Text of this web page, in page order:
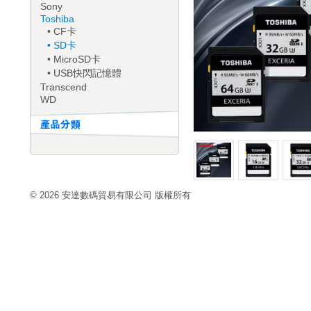
Sony
Toshiba
• CF卡
• SD卡
• MicroSD卡
• USB快閃記憶體
Transcend
WD
© 2026 安達數碼貿易有限公司 版權所有